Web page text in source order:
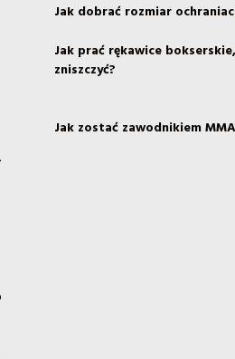
Jak dobrać rozmiar
Jak prać rękawice
zniszczyć?
Jak zostać zawodnikiem